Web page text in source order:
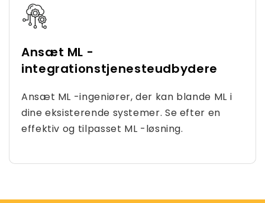
Ansæt ML -
integrationstjenesteudbydere
Ansæt ML -ingeniører, der kan blande ML i
dine eksisterende systemer. Se efter en
effektiv og tilpasset ML -løsning.